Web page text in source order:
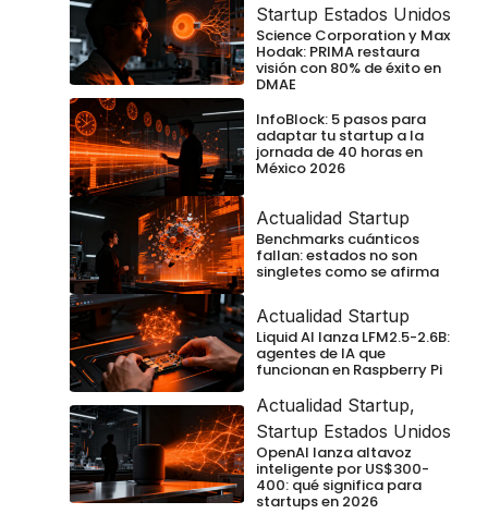
Startup Estados Unidos
Science Corporation y Max
Hodak: PRIMA restaura
visión con 80% de éxito en
DMAE
InfoBlock: 5 pasos para
adaptar tu startup a la
jornada de 40 horas en
México 2026
Actualidad Startup
Benchmarks cuánticos
fallan: estados no son
singletes como se afirma
Actualidad Startup
Liquid AI lanza LFM2.5-2.6B:
agentes de IA que
funcionan en Raspberry Pi
Actualidad Startup,
Startup Estados Unidos
OpenAI lanza altavoz
inteligente por US$300-
400: qué significa para
startups en 2026